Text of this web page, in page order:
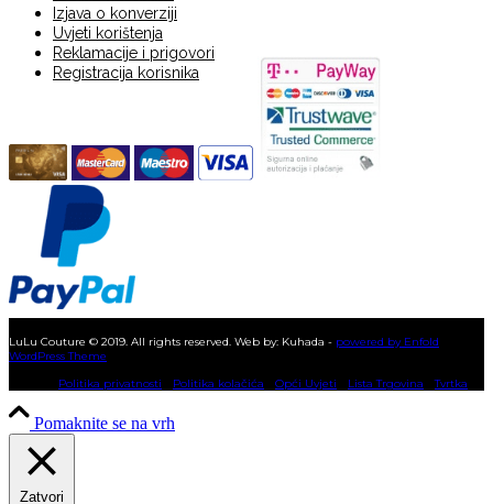
Izjava o konverziji
Uvjeti korištenja
Reklamacije i prigovori
Registracija korisnika
KUPNJA NA RATE
LuLu Couture © 2019. All rights reserved. Web by: Kuhada - powered by Enfold
WordPress Theme
Politika privatnosti
Politika kolačića Opći Uvjeti Lista Trgovina Tvrtka
Pomaknite se na vrh
Zatvori